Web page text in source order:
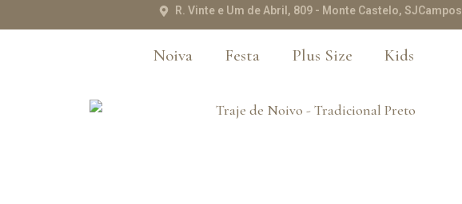
R. Vinte e Um de Abril, 809 - Monte Castelo, SJCampos
Noiva Festa Plus Size Kids